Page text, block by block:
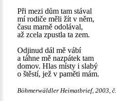
Při mezi dům tam stával
mí rodiče měli žít v něm,
času marně odolával,
až zcela zpustla ta zem.
Odjinud dál mě vábí
a táhne mě nazpátek tam
domov. Hlas místy i slabý
o štěstí, jež v paměti mám.
Böhmerwäldler Heimatbrief, 2003,